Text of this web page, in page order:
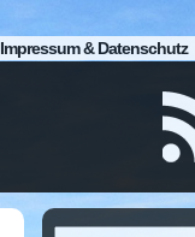
Impressum & Datenschutz